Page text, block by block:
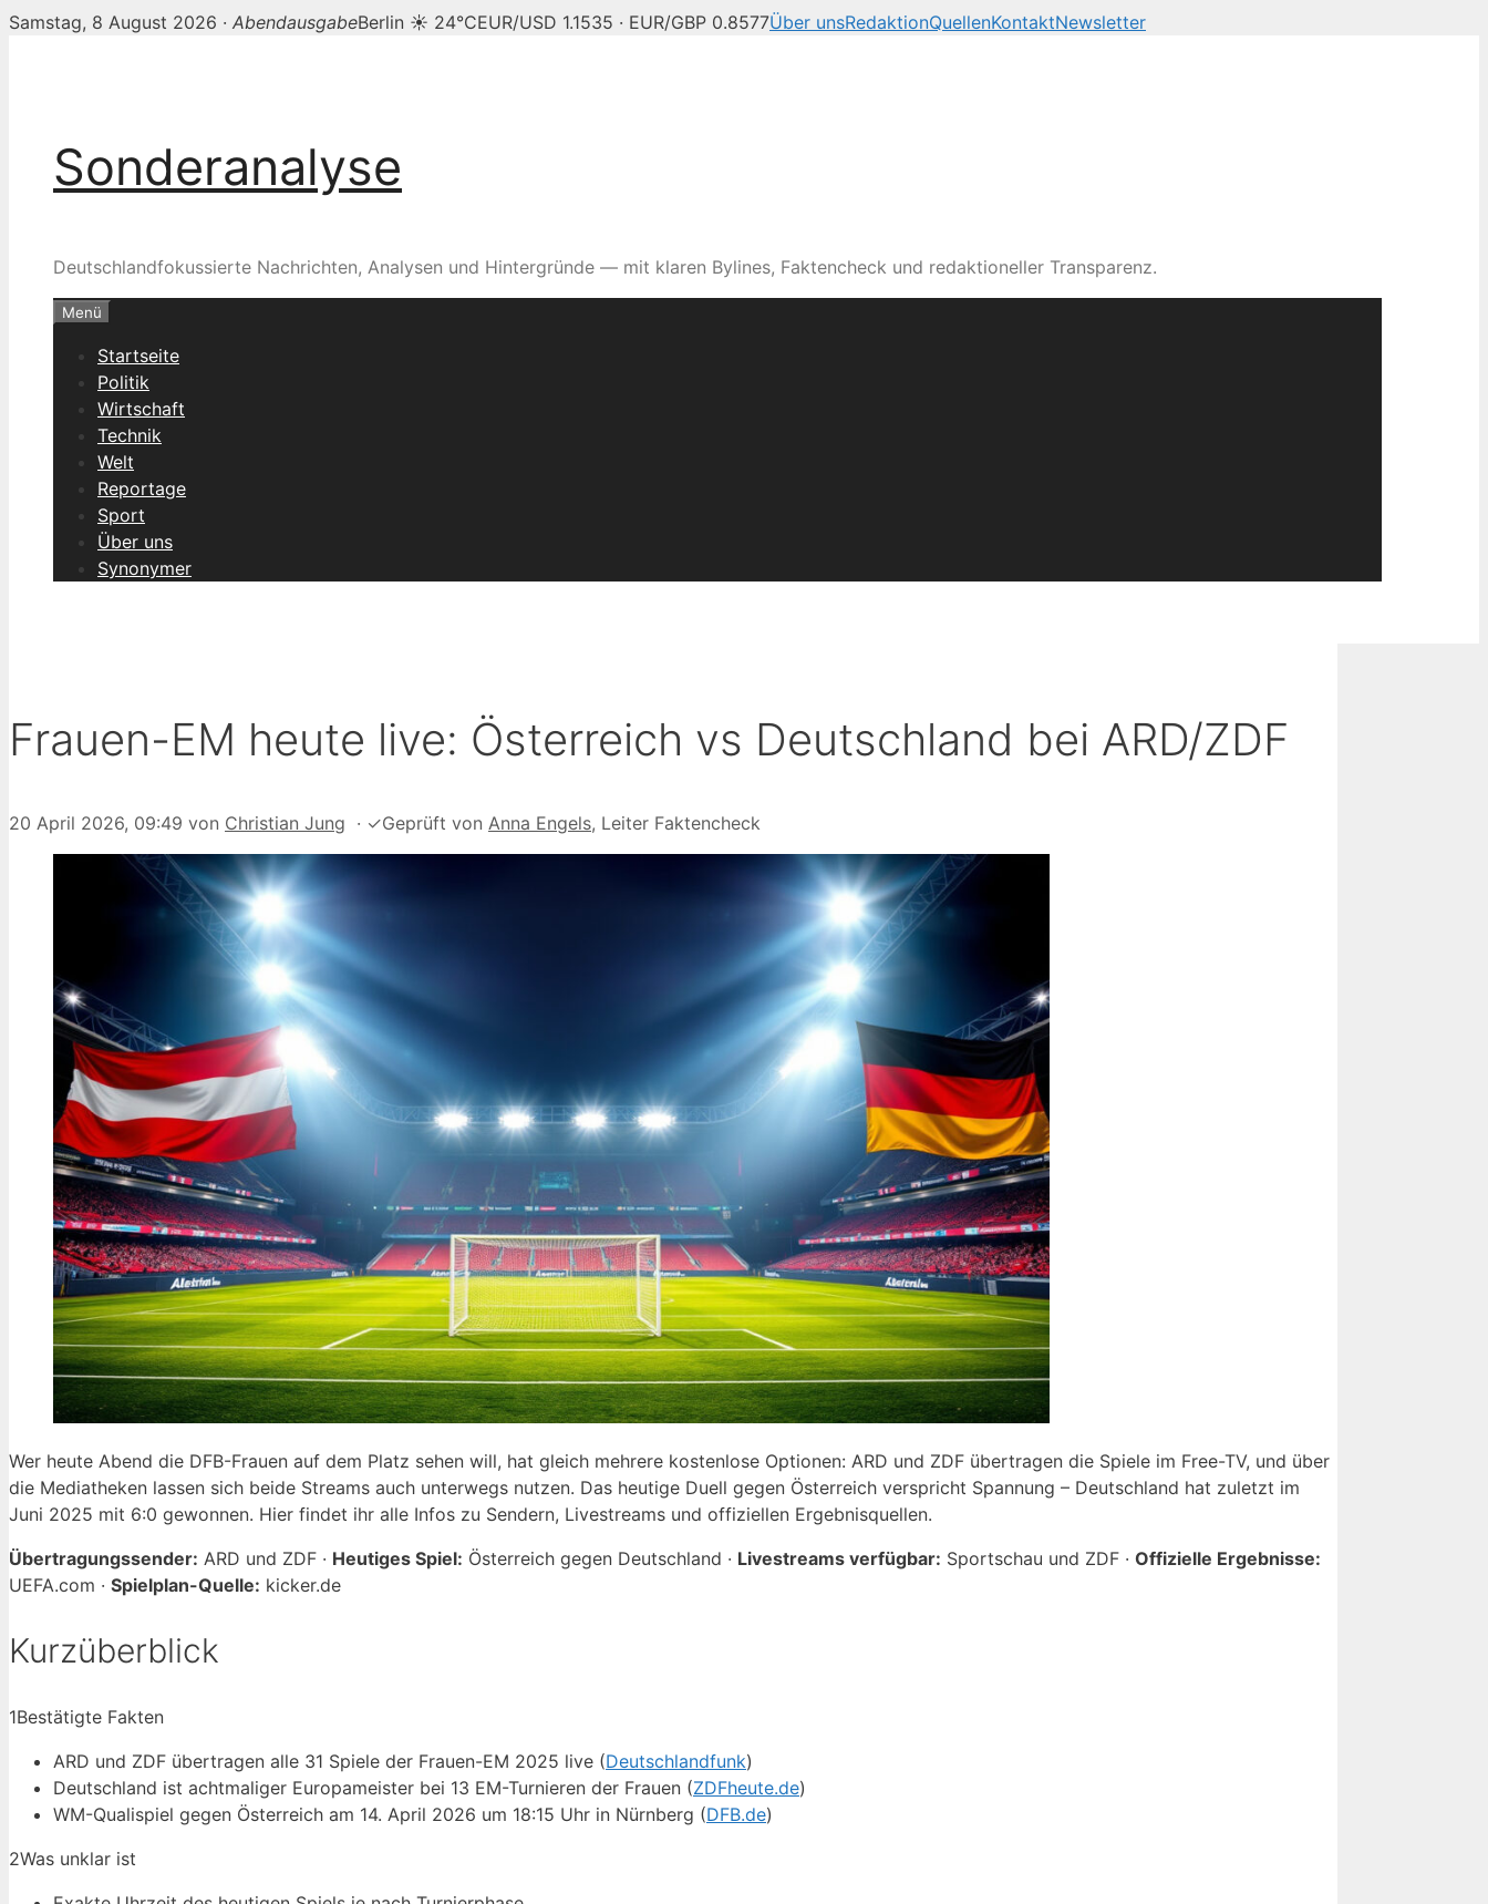
Samstag, 8 August 2026 · AbendausgabeBerlin ☀ 24°CEUR/USD 1.1535 · EUR/GBP 0.8577Über unsRedaktionQuellenKontaktNewsletter
Sonderanalyse
Deutschlandfokussierte Nachrichten, Analysen und Hintergründe — mit klaren Bylines, Faktencheck und redaktioneller Transparenz.
Menü
Startseite
Politik
Wirtschaft
Technik
Welt
Reportage
Sport
Über uns
Synonymer
Frauen-EM heute live: Österreich vs Deutschland bei ARD/ZDF
20 April 2026, 09:49 von Christian Jung · ✓Geprüft von Anna Engels, Leiter Faktencheck
Wer heute Abend die DFB-Frauen auf dem Platz sehen will, hat gleich mehrere kostenlose Optionen: ARD und ZDF übertragen die Spiele im Free-TV, und über
die Mediatheken lassen sich beide Streams auch unterwegs nutzen. Das heutige Duell gegen Österreich verspricht Spannung – Deutschland hat zuletzt im
Juni 2025 mit 6:0 gewonnen. Hier findet ihr alle Infos zu Sendern, Livestreams und offiziellen Ergebnisquellen.
Übertragungssender: ARD und ZDF · Heutiges Spiel: Österreich gegen Deutschland · Livestreams verfügbar: Sportschau und ZDF · Offizielle Ergebnisse:
UEFA.com · Spielplan-Quelle: kicker.de
Kurzüberblick
1Bestätigte Fakten
ARD und ZDF übertragen alle 31 Spiele der Frauen-EM 2025 live (Deutschlandfunk)
Deutschland ist achtmaliger Europameister bei 13 EM-Turnieren der Frauen (ZDFheute.de)
WM-Qualispiel gegen Österreich am 14. April 2026 um 18:15 Uhr in Nürnberg (DFB.de)
2Was unklar ist